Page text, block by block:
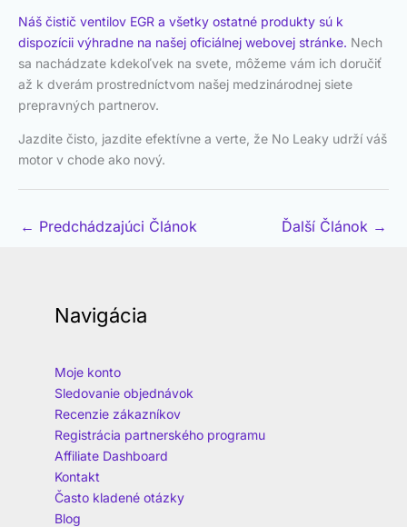
Náš čistič ventilov EGR a všetky ostatné produkty sú k
dispozícii výhradne na našej oficiálnej webovej stránke. Nech
sa nachádzate kdekoľvek na svete, môžeme vám ich doručiť
až k dverám prostredníctvom našej medzinárodnej siete
prepravných partnerov.
Jazdite čisto, jazdite efektívne a verte, že No Leaky udrží váš
motor v chode ako nový.
← Predchádzajúci Článok Ďalší Článok →
Navigácia
Moje konto
Sledovanie objednávok
Recenzie zákazníkov
Registrácia partnerského programu
Affiliate Dashboard
Kontakt
Často kladené otázky
Blog